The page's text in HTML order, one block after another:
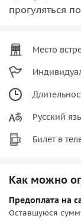
прогуляться
Место
Русский
Билет в
Как можно
Предоплата на
Оставшуюся